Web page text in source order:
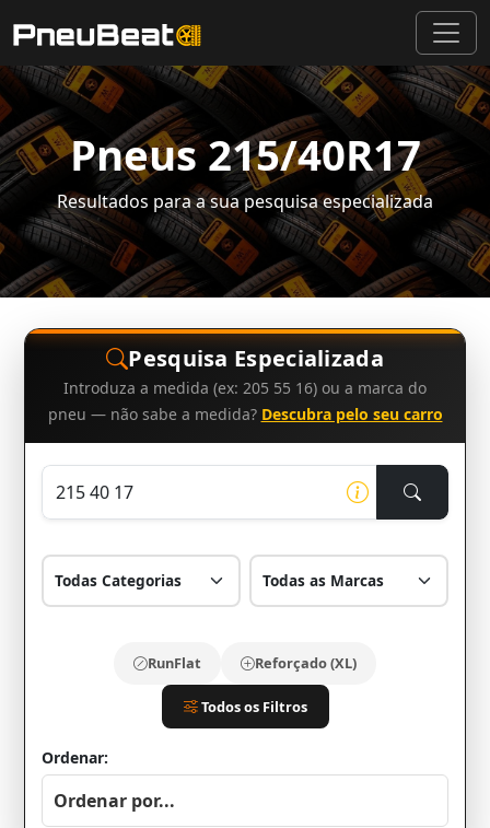
Pneus 215/40R17
Resultados para a sua pesquisa especializada
Pesquisa Especializada
Introduza a medida (ex: 205 55 16) ou a marca do
pneu — não sabe a medida? Descubra pelo seu carro
RunFlat Reforçado (XL)
Todos os Filtros
Ordenar: